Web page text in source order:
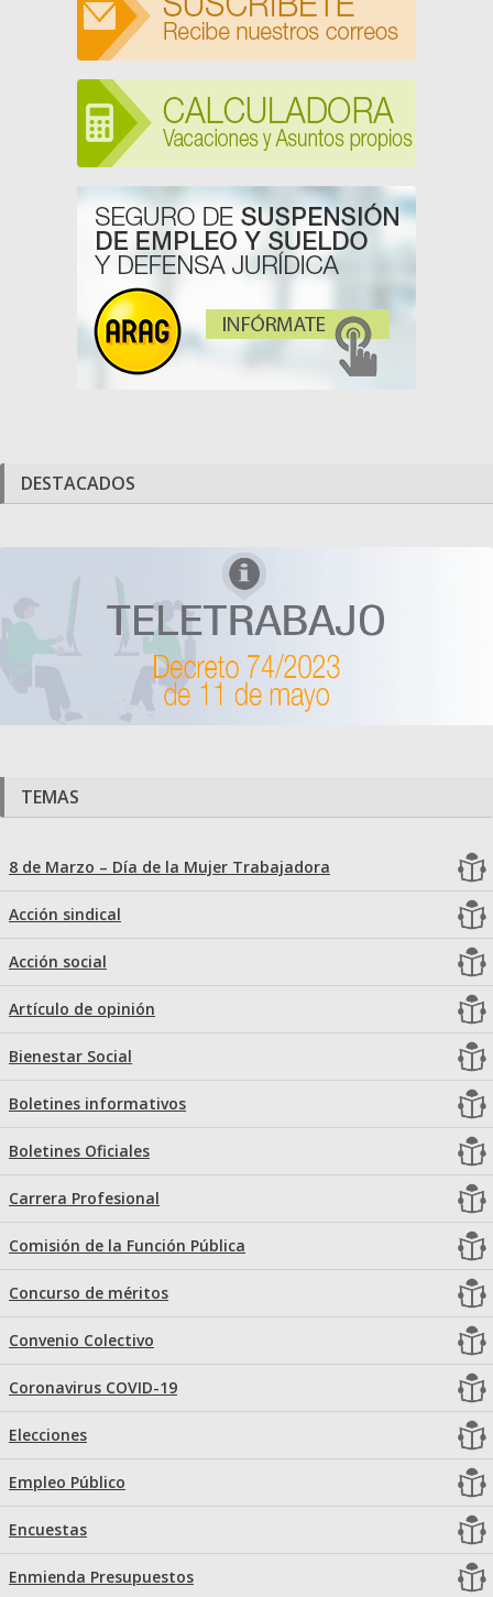
DESTACADOS
TEMAS
8 de Marzo – Día de la Mujer Trabajadora
Acción sindical
Acción social
Artículo de opinión
Bienestar Social
Boletines informativos
Boletines Oficiales
Carrera Profesional
Comisión de la Función Pública
Concurso de méritos
Convenio Colectivo
Coronavirus COVID-19
Elecciones
Empleo Público
Encuestas
Enmienda Presupuestos